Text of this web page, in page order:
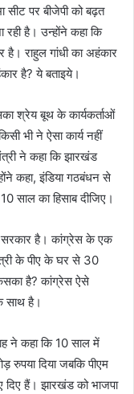
पर बीजेपी को बढ़त
रही है। उन्होंने कहा कि
है। राहुल गांधी का अहंकार
है? ये बताइये।
श्रेय बूथ के कार्यकर्ताओं
भी ने ऐसा कार्य नहीं
ने कहा कि झारखंड
कहा, इंडिया गठबंधन से
साल का हिसाब दीजिए।
सरकार है। कांग्रेस के एक
के पीए के घर से 30
है? कांग्रेस ऐसे
साथ है।
ने कहा कि 10 साल में
दिया जबकि पीएम
हैं। झारखंड को भाजपा